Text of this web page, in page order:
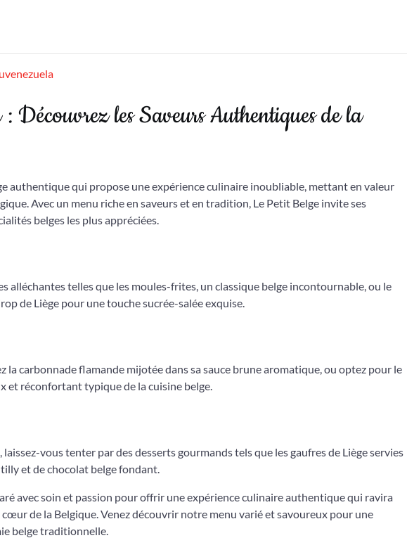
Découvrez les Saveurs Authentiques de la
authentique qui propose une expérience culinaire inoubliable, mettant en valeur
Avec un menu riche en saveurs et en tradition, Le Petit Belge invite ses
belges les plus appréciées.
alléchantes telles que les moules-frites, un classique belge incontournable, ou le
de Liège pour une touche sucrée-salée exquise.
la carbonnade flamande mijotée dans sa sauce brune aromatique, ou optez pour le
et réconfortant typique de la cuisine belge.
vous tenter par des desserts gourmands tels que les gaufres de Liège servies
et de chocolat belge fondant.
avec soin et passion pour offrir une expérience culinaire authentique qui ravira
de la Belgique. Venez découvrir notre menu varié et savoureux pour une
belge traditionnelle.